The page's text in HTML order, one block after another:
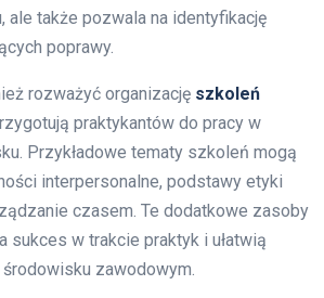
ale także pozwala na identyfikację
poprawy.
rozważyć organizację szkoleń
praktykantów do pracy w
Przykładowe tematy szkoleń mogą
interpersonalne, podstawy etyki
czasem. Te dodatkowe zasoby
sukces w trakcie praktyk i ułatwią
zawodowym.